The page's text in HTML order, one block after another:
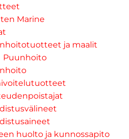
Marine
ja maalit
Puunhoito
huolto ja kunnossapito